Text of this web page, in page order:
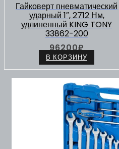
Гайковерт пневматический
ударный 1″, 2712 Нм,
удлиненный KING TONY
33862-200
96200₽
В КОРЗИНУ